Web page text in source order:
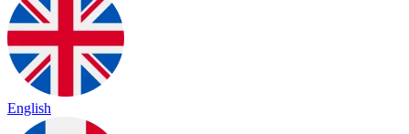
English